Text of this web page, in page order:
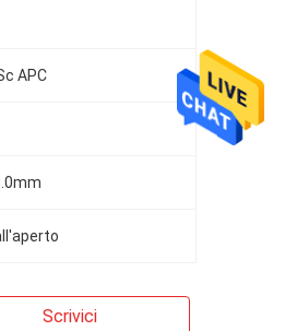
APC
Scrivici